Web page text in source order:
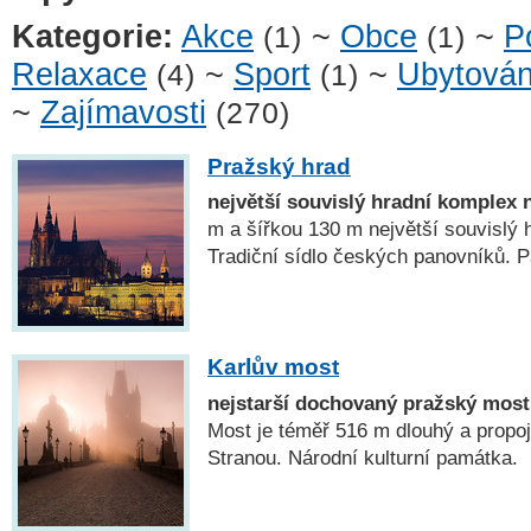
Kategorie: Akce (1) ~ Obce (1) ~
Relaxace (4) ~ Sport (1) ~
~ Zajímavosti (270)
Pražský hrad
největší souvislý hradní komplex
m a šířkou 130 m největší souvislý
Tradiční sídlo českých panovníků.
Karlův most
nejstarší dochovaný pražský
Most je téměř 516 m dlouhý a
Stranou. Národní kulturní památka.